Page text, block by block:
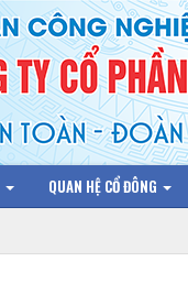
QUAN HỆ CỔ ĐÔNG